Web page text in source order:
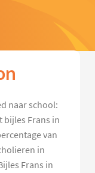
naar school:
bijles Frans in
van
in
Frans in